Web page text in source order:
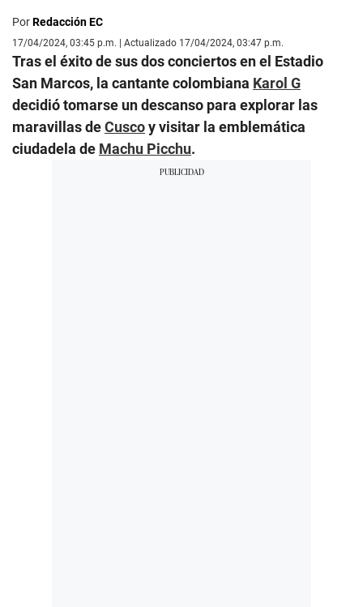
PorRedacción EC
17/04/2024, 03:45 p.m. | Actualizado 17/04/2024, 03:47 p.m.
Tras el éxito de sus dos conciertos en el Estadio
San Marcos, la cantante colombiana Karol G
decidió tomarse un descanso para explorar las
maravillas deCuscoy visitar la emblemática
ciudadela de Machu Picchu.